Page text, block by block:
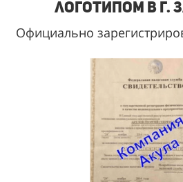
логотипом в г.
Официально